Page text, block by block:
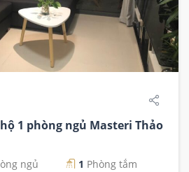
1 phòng ngủ Masteri Thảo
ngủ 1 Phòng tắm